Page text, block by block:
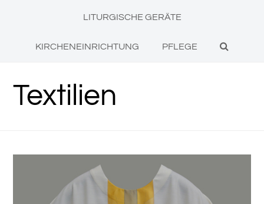
LITURGISCHE GERÄTE
KIRCHENEINRICHTUNG PFLEGE
Textilien